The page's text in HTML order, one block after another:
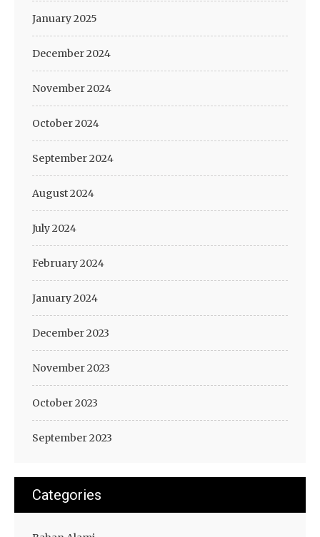
January 2025
December 2024
November 2024
October 2024
September 2024
August 2024
July 2024
February 2024
January 2024
December 2023
November 2023
October 2023
September 2023
Categories